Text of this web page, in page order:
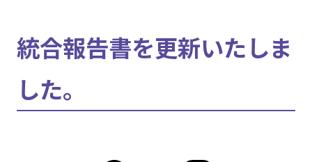
統合報告書を更新いたしま
した。